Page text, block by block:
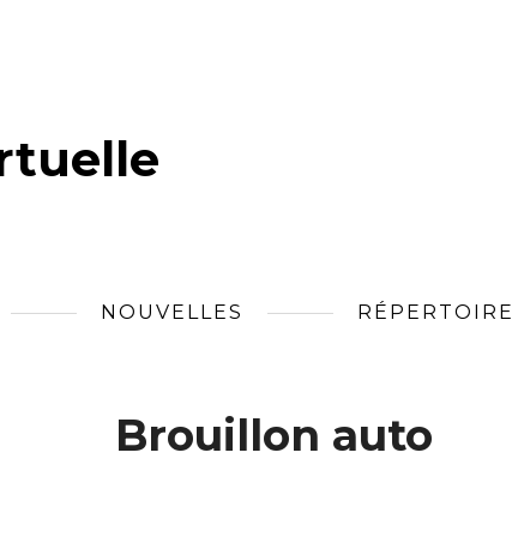
NOUVELLES RÉPERTOIRE
Brouillon auto